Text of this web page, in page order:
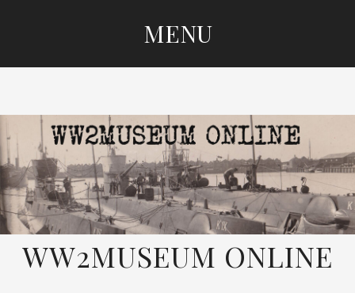
MENU
CONTENT
WW2MUSEUM ONLINE